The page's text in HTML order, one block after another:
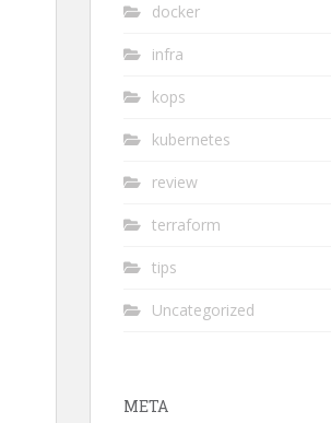
docker
infra
kops
kubernetes
review
terraform
tips
Uncategorized
META